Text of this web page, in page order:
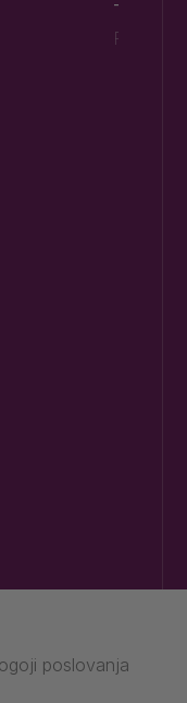
TUDI
Preberi
poslovanja